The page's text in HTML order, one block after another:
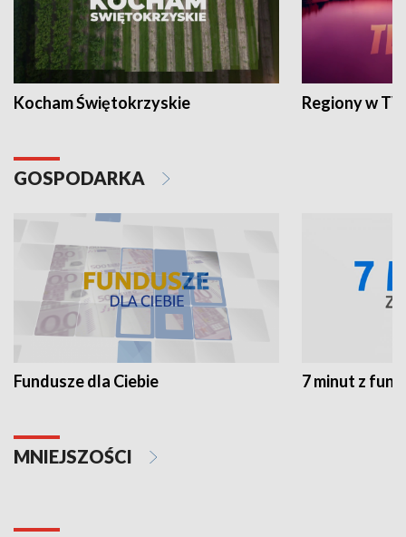
Kocham Świętokrzyskie Regiony w
GOSPODARKA
Fundusze dla Ciebie 7 minut z
MNIEJSZOŚCI